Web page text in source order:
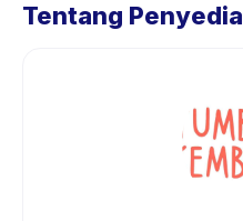
Tentang Penyedia